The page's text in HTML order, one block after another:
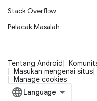
Stack Overflow
Pelacak Masalah
Tentang Android
Masukan mengenai situs
Manage cookies